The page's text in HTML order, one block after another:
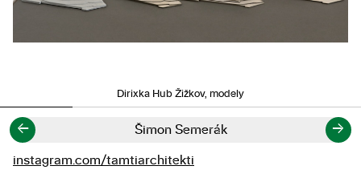
Šimon Semerák
← →
Dirixka Hub Žižkov, modely
Odkazy
instagram.com/tamtiarchitekti